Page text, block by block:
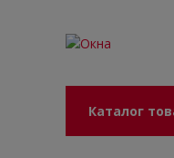
Каталог